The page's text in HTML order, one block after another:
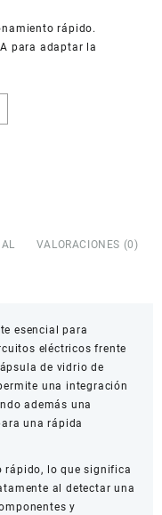
rápido.
para adaptar la
VALORACIONES (0)
esencial para
eléctricos frente
de vidrio de
una integración
además una
una rápida
rápido, lo que significa
al detectar una
y